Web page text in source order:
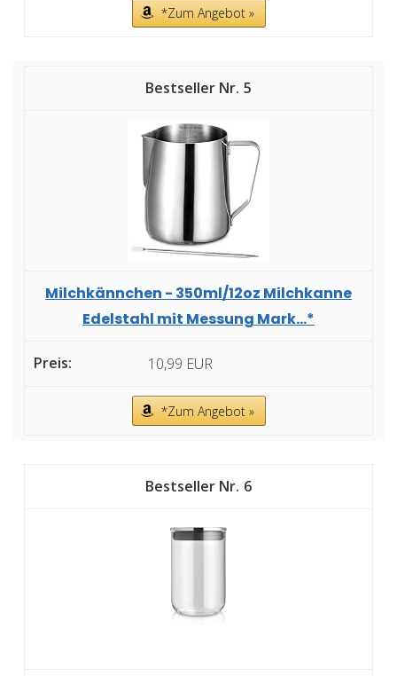
*Zum Angebot »
5
Milchkännchen - 350ml/12oz Milchkanne
Edelstahl mit Messung Mark...*
10,99 EUR
*Zum Angebot »
6